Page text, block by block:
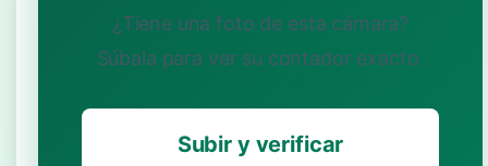
¿Tiene una foto de esta cámara?
Súbala para ver su contador exacto.
Subir y verificar